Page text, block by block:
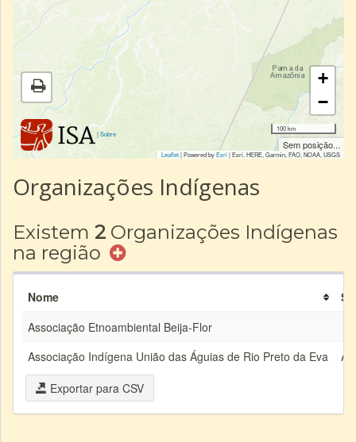
|Sobre
+
−
100 km
Sem posição...
Leaflet| Powered byEsri|Esri, HERE, Garmin, FAO, NOAA, USGS
Organizações Indígenas
Existem 2 Organizações Indígenas
na região
Nome
Associação Etnoambiental Beija-Flor
Associação Indígena União das Águias de Rio Preto da Eva
Exportar para CSV